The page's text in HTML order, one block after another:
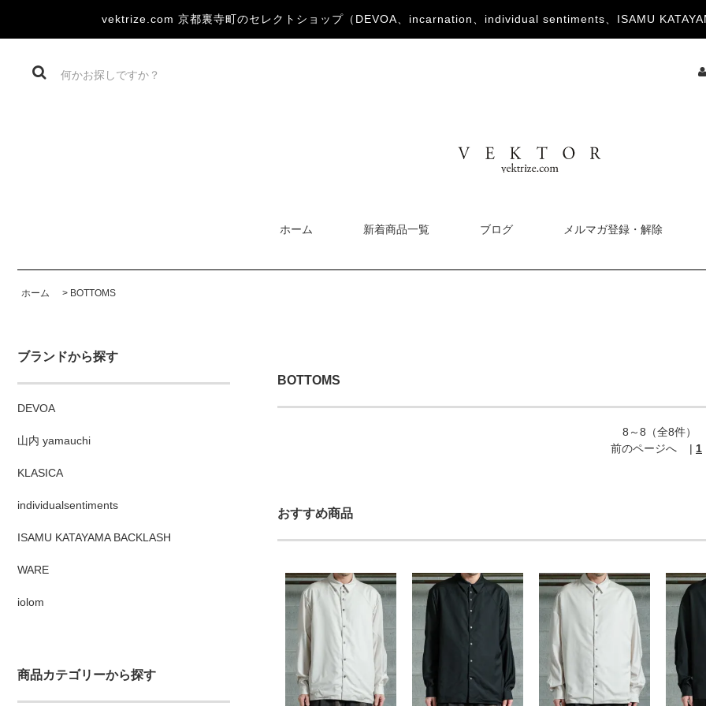
vektrize.com 京都裏寺町のセレクトショップ（DEVOA、incarnation、individual sentiments、ISAMU
ホーム 新着商品一覧 ブログ メルマガ登録・解除
ホーム > BOTTOMS
ブランドから探す
DEVOA
山内 yamauchi
KLASICA
individualsentiments
ISAMU KATAYAMA BACKLASH
WARE
iolom
商品カテゴリーから探す
BOTTOMS
8～8（全8件）
前のページへ | 1
おすすめ商品